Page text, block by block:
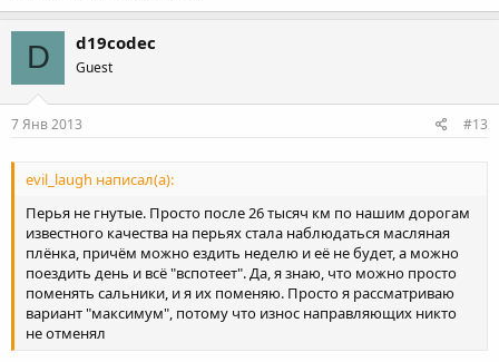
D d19codec
Guest
7 Янв 2013 #13
evil_laugh написал(а):
Перья не гнутые. Просто после 26 тысяч км по нашим дорогам
известного качества на перьях стала наблюдаться масляная
плёнка, причём можно ездить неделю и её не будет, а можно
поездить день и всё "вспотеет". Да, я знаю, что можно просто
поменять сальники, и я их поменяю. Просто я рассматриваю
вариант "максимум", потому что износ направляющих никто
не отменял